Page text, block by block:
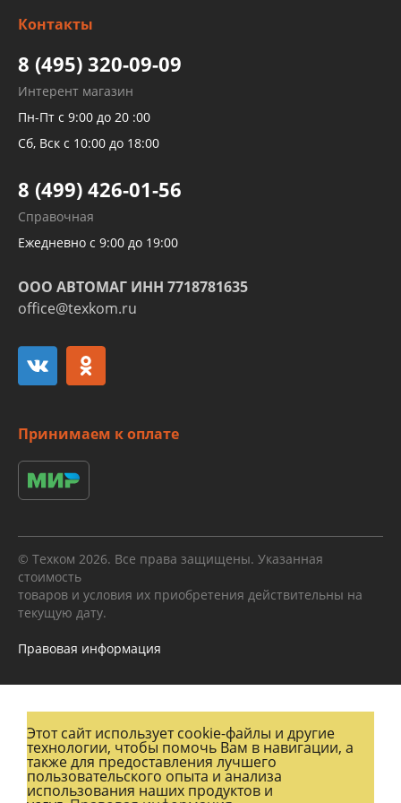
Детейлинг
высокого давления
Тормозных трубок
Рукавов гидроусилителей
Рукавов компрессоров и турбин
Трубок кондиционеров
Развертка пайка медных стальных
алюминиевых трубок и штуцеров
Контакты
8 (495) 320-09-09
Интерент магазин
Пн-Пт с 9:00 до 20 :00
Сб, Вск с 10:00 до 18:00
8 (499) 426-01-56
Справочная
Ежедневно с 9:00 до 19:00
ООО АВТОМАГ ИНН 7718781635
office@texkom.ru
Принимаем к оплате
© Техком 2026. Все права защищены. Указанная
стоимость
товаров и условия их приобретения действительны на
текущую дату.
Правовая информация
Этот сайт использует cookie-файлы и другие
технологии, чтобы помочь Вам в навигации, а
также для предоставления лучшего
пользовательского опыта и анализа
использования наших продуктов и